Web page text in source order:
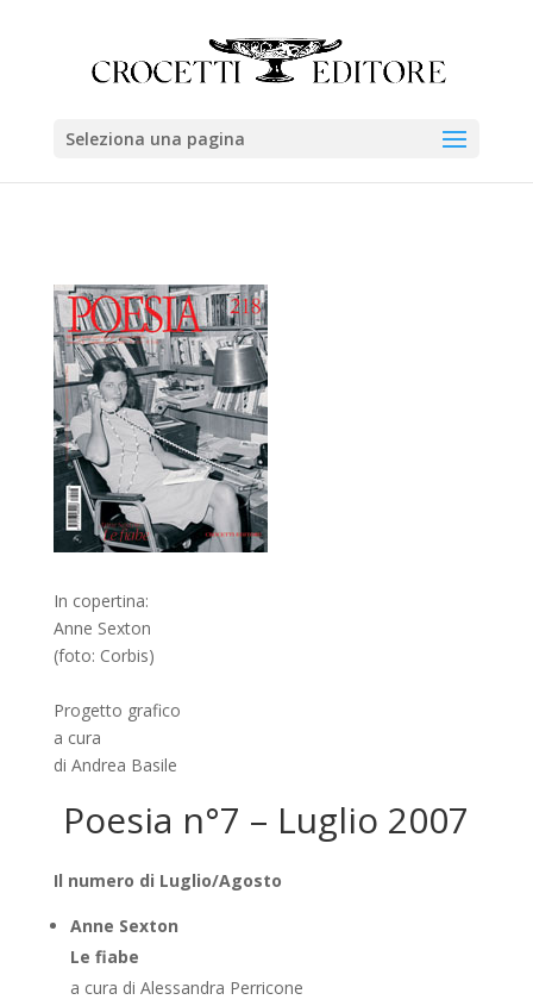
Seleziona una pagina
In copertina:
Anne Sexton
(foto: Corbis)
Progetto grafico
a cura
di Andrea Basile
Poesia n°7 – Luglio 2007
Il numero di Luglio/Agosto
Anne Sexton
Le fiabe
a cura di Alessandra Perricone